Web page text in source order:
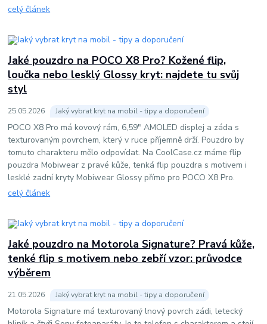
celý článek
Jaké pouzdro na POCO X8 Pro? Kožené flip,
loučka nebo lesklý Glossy kryt: najdete tu svůj
styl
25.05.2026 Jaký vybrat kryt na mobil - tipy a doporučení
POCO X8 Pro má kovový rám, 6,59" AMOLED displej a záda s
texturovaným povrchem, který v ruce příjemně drží. Pouzdro by
tomuto charakteru mělo odpovídat. Na CoolCase.cz máme flip
pouzdra Mobiwear z pravé kůže, tenká flip pouzdra s motivem i
lesklé zadní kryty Mobiwear Glossy přímo pro POCO X8 Pro.
celý článek
Jaké pouzdro na Motorola Signature? Pravá kůže,
tenké flip s motivem nebo zebří vzor: průvodce
výběrem
21.05.2026 Jaký vybrat kryt na mobil - tipy a doporučení
Motorola Signature má texturovaný lnový povrch zádi, letecký